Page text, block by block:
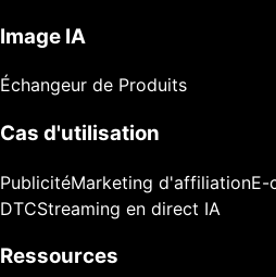
Image IA
Échangeur de Produits
Cas d'utilisation
PublicitéMarketing d'affiliationE-
DTCStreaming en direct IA
Ressources